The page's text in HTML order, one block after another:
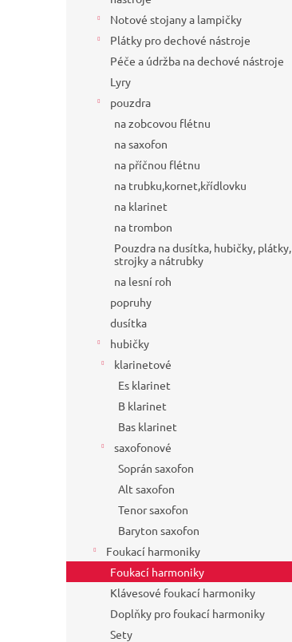
Notové stojany a lampičky
Plátky pro dechové nástroje
Péče a údržba na dechové nástroje
Lyry
pouzdra
na zobcovou flétnu
na saxofon
na příčnou flétnu
na trubku,kornet,křídlovku
na klarinet
na trombon
Pouzdra na dusítka, hubičky, plátky,
strojky a nátrubky
na lesní roh
popruhy
dusítka
hubičky
klarinetové
Es klarinet
B klarinet
Bas klarinet
saxofonové
Soprán saxofon
Alt saxofon
Tenor saxofon
Baryton saxofon
Foukací harmoniky
Foukací harmoniky
Klávesové foukací harmoniky
Doplňky pro foukací harmoniky
Sety